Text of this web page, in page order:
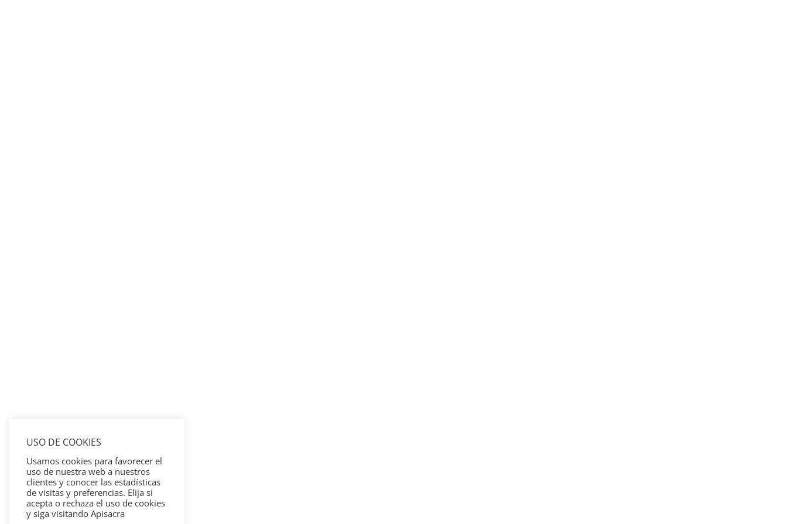
USO DE COOKIES
Usamos cookies para favorecer el
uso de nuestra web a nuestros
clientes y conocer las estadísticas
de visitas y preferencias. Elija si
acepta o rechaza el uso de cookies
y siga visitando Apisacra